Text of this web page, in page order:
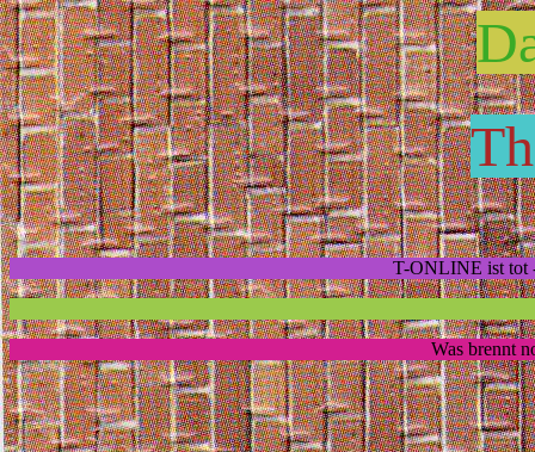
T-ONLINE ist tot
Was brennt